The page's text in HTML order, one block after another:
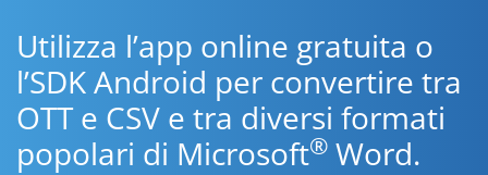
Utilizza l’app online gratuita o
l’SDK Android per convertire tra
OTT e CSV e tra diversi formati
popolari di Microsoft® Word.